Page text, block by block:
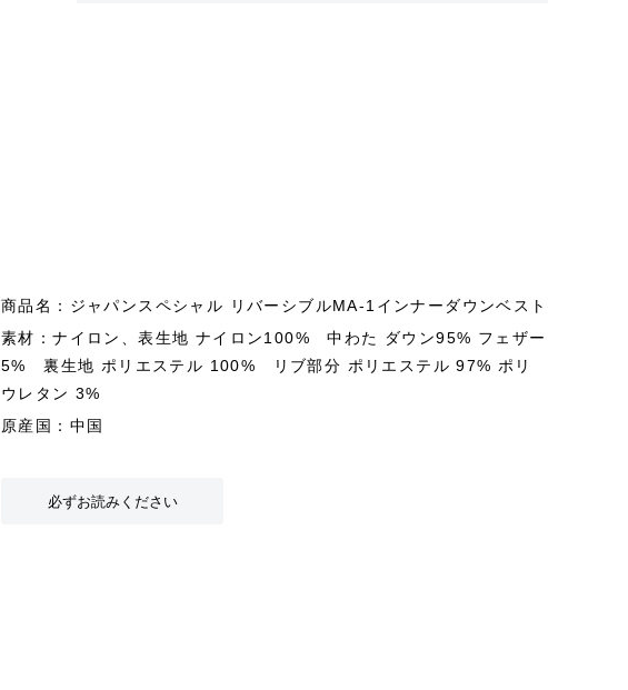
商品名：ジャパンスペシャル リバーシブルMA-1インナーダウンベスト
素材：ナイロン、表生地 ナイロン100% 中わた ダウン95% フェザー
5% 裏生地 ポリエステル 100% リブ部分 ポリエステル 97% ポリ
ウレタン 3%
原産国：中国
必ずお読みください